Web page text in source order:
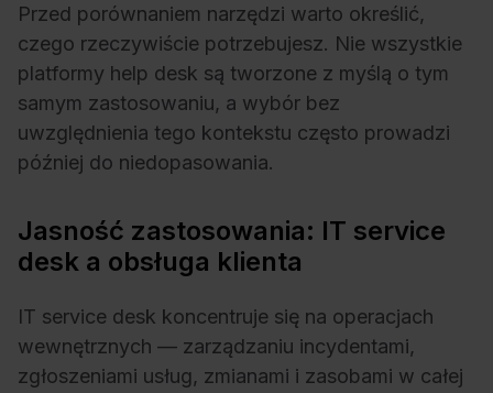
Przed porównaniem narzędzi warto określić,
czego rzeczywiście potrzebujesz. Nie wszystkie
platformy help desk są tworzone z myślą o tym
samym zastosowaniu, a wybór bez
uwzględnienia tego kontekstu często prowadzi
później do niedopasowania.
Jasność zastosowania: IT service
desk a obsługa klienta
IT service desk koncentruje się na operacjach
wewnętrznych — zarządzaniu incydentami,
zgłoszeniami usług, zmianami i zasobami w całej